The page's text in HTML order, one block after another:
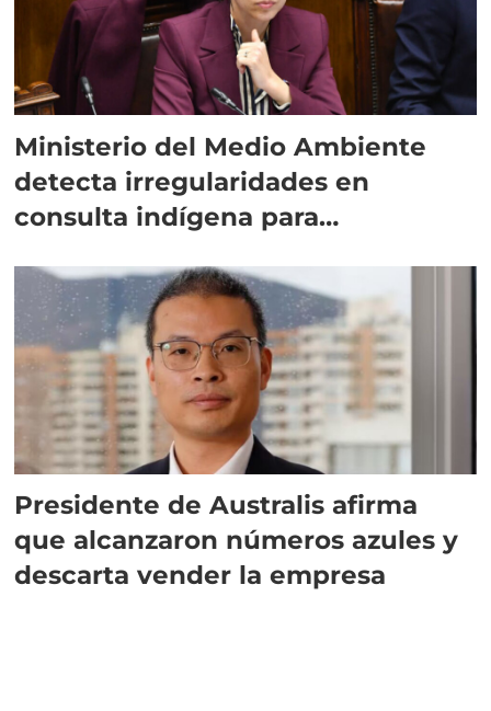
Ministerio del Medio Ambiente
detecta irregularidades en
consulta indígena para
Presidente de Australis afirma
que alcanzaron números azules y
descarta vender la empresa